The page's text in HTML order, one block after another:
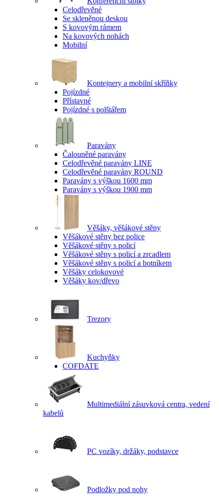
Celodřevěné
Se skleněnou deskou
S kovovým rámem
Na kovových nohách
Mobilní
Kontejnery a mobilní skříňky
Pojízdné
Přístavné
Pojízdné s polštářem
Paravány
Čalouněné paravány
Celodřevěné paravány LINE
Celodřevěné paravány ROUND
Paravány s výškou 1600 mm
Paravány s výškou 1900 mm
Věšáky, věšákové stěny
Věšákové stěny bez police
Věšákové stěny s policí
Věšákové stěny s policí a zrcadlem
Věšákové stěny s policí a botníkem
Věšáky celokovové
Věšáky kov/dřevo
Trezory
Kuchyňky
COFDATE
Multimediální zásuvková centra, vedení
kabelů
PC vozíky, držáky, podstavce
Podložky pod nohy